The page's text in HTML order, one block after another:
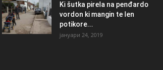
Ki šutka pirela na penđardo
vordon ki mangin te len
potikore...
јануари 24, 2019